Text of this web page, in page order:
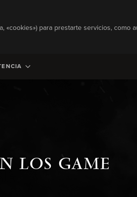
para prestarte servicios, como
LOS GAME